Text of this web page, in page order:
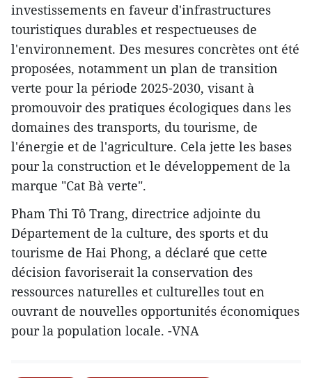
investissements en faveur d'infrastructures
touristiques durables et respectueuses de
l'environnement. Des mesures concrètes ont été
proposées, notamment un plan de transition
verte pour la période 2025-2030, visant à
promouvoir des pratiques écologiques dans les
domaines des transports, du tourisme, de
l'énergie et de l'agriculture. Cela jette les bases
pour la construction et le développement de la
marque "Cat Bà verte".
Pham Thi Tô Trang, directrice adjointe du
Département de la culture, des sports et du
tourisme de Hai Phong, a déclaré que cette
décision favoriserait la conservation des
ressources naturelles et culturelles tout en
ouvrant de nouvelles opportunités économiques
pour la population locale. -VNA